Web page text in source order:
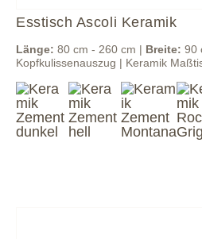
Esstisch Ascoli Keramik
Länge: 80 cm - 260 cm | Breite: 90
Kopfkulissenauszug | Keramik